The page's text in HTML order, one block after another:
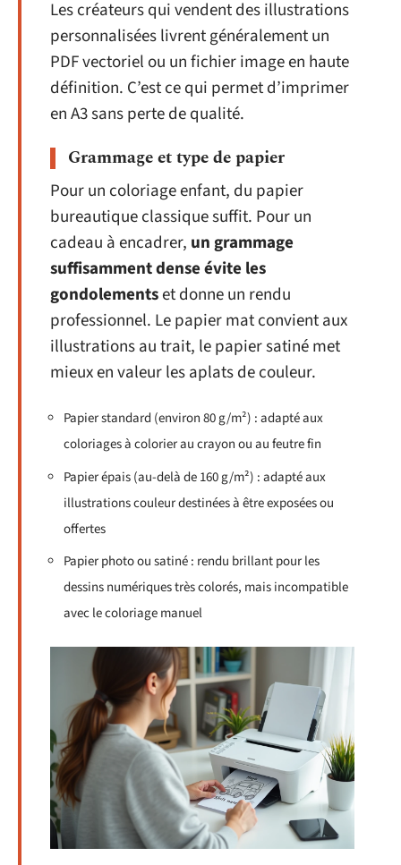
Les créateurs qui vendent des illustrations
personnalisées livrent généralement un
PDF vectoriel ou un fichier image en haute
définition. C’est ce qui permet d’imprimer
en A3 sans perte de qualité.
Grammage et type de papier
Pour un coloriage enfant, du papier
bureautique classique suffit. Pour un
cadeau à encadrer, un grammage
suffisamment dense évite les
gondolementset donne un rendu
professionnel. Le papier mat convient aux
illustrations au trait, le papier satiné met
mieux en valeur les aplats de couleur.
Papier standard (environ 80 g/m²) : adapté aux
coloriages à colorier au crayon ou au feutre fin
Papier épais (au-delà de 160 g/m²) : adapté aux
illustrations couleur destinées à être exposées ou
offertes
Papier photo ou satiné : rendu brillant pour les
dessins numériques très colorés, mais incompatible
avec le coloriage manuel